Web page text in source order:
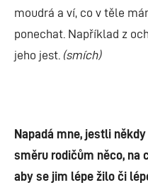
moudrá a ví, co v těle
ponechat. Například z
jeho jest. (smích)
Napadá mne, jestli
směru rodičům něco, na
aby se jim lépe žilo či